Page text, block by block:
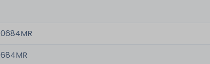
0684MR
684MR